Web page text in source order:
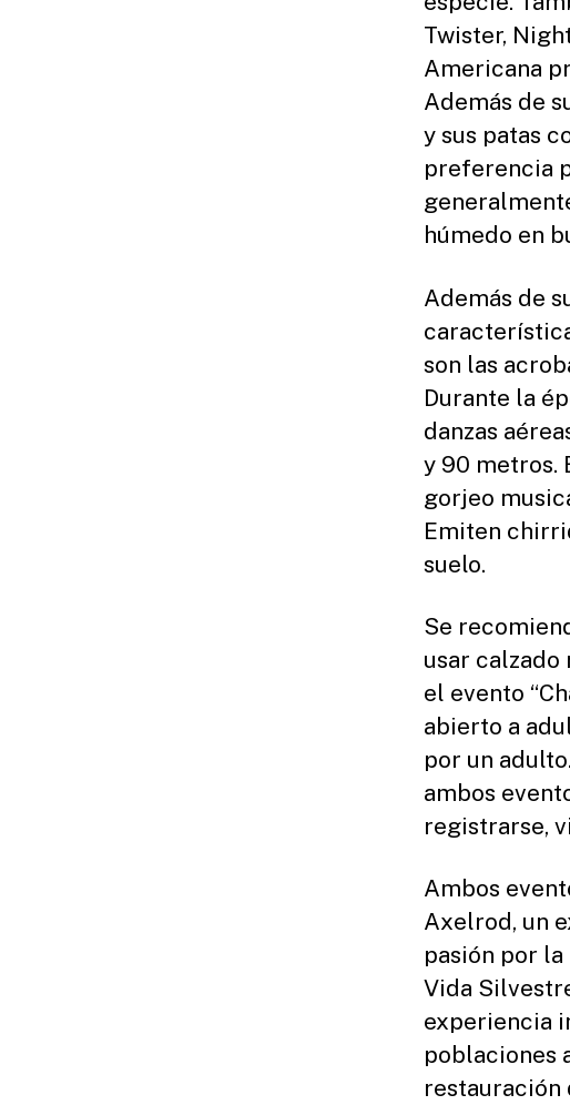
Twister,
Americana
Además de
y sus patas
preferencia
húmedo en
Además de
son las
Durante la
danzas
y 90 metros.
gorjeo
Emiten
suelo.
Se
usar calzado
el evento
abierto a
por un
ambos
registrarse,
Ambos
Axelrod, un
pasión por
Vida
experiencia
poblaciones
restauración